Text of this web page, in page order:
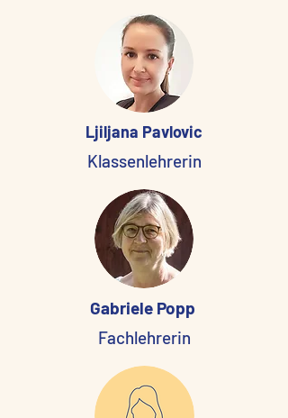
Ljiljana Pavlovic
Klassenlehrerin
Gabriele Popp
Fachlehrerin